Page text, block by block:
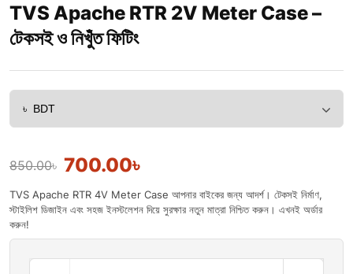
TVS Apache RTR 2V Meter Case –
টেকসই ও নিখুঁত ফিটিং
850.00৳ 700.00৳
TVS Apache RTR 4V Meter Case আপনার বাইকের জন্য আদর্শ। টেকসই নির্মাণ,
স্টাইলিশ ডিজাইন এবং সহজ ইনস্টলেশন দিয়ে সুরক্ষার নতুন মাত্রা নিশ্চিত করুন। এখনই অর্ডার
করুন!